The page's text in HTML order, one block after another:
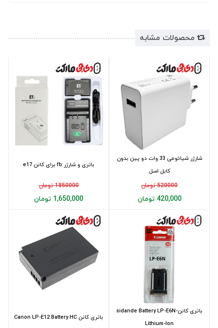
محصولات مشابه
باتری و شارژر fb برای کانن e17
1850000 تومان
1,650,000 تومان
شارژر شیائومی 33 وات دو پین بدون
کابل اصل
520000 تومان
420,000 تومان
باتری کانن Canon LP-E12 Battery HC
باتری کانن-sidande Battery LP-E6N
Lithium-lon